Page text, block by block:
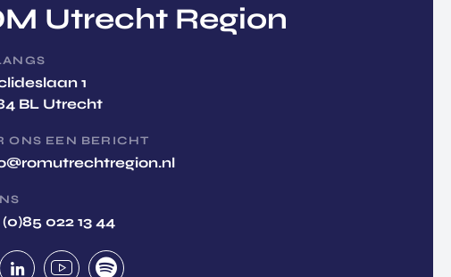
Utrecht Region
1
BL Utrecht
ONS EEN BERICHT
(0)85 022 13 44